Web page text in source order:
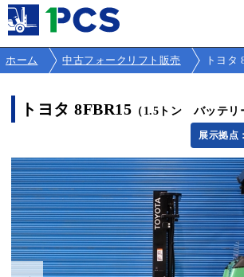
ホーム 中古フォークリフト販売 トヨタ
トヨタ 8FBR15 （1.5トン バッテリ
展示拠点